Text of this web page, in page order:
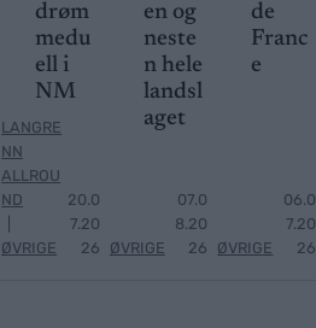
drøm
medu
ell i
NM
LANGRE
NN
ALLROU
ND
ØVRIGE
20.0
7.20
26
en og
neste
n hele
landsl
aget
ØVRIGE
07.0
8.20
26
de
Franc
e
ØVRIGE
06.0
7.20
26